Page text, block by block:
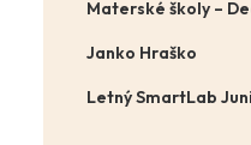
Materské školy –
Janko Hraško
Letný SmartLab